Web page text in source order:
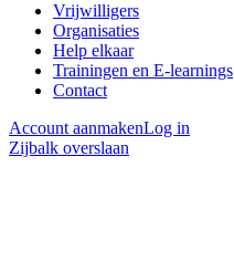
Vrijwilligers
Organisaties
Help elkaar
Trainingen en E-learnings
Contact
Account aanmakenLog in
Zijbalk overslaan